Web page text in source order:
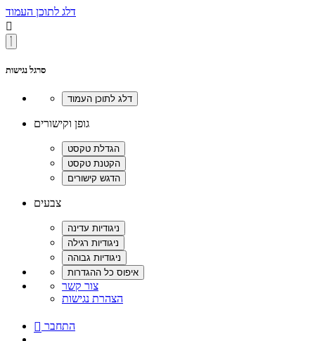
דלג לתוכן העמוד

סרגל נגישות
גופן וקישורים
צבעים
צור קשר
הצהרת נגישות
 התחבר